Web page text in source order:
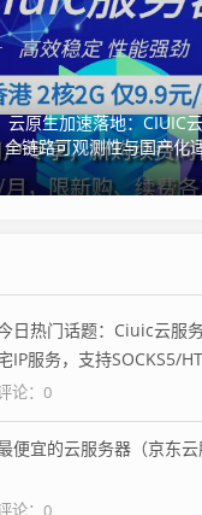
云原生加速落地：CIUIC
链路可观测性与国产化
日热门话题：Ciuic云服
IP服务，支持SOCKS5/
/月
论：0
便宜的云服务器（京东云